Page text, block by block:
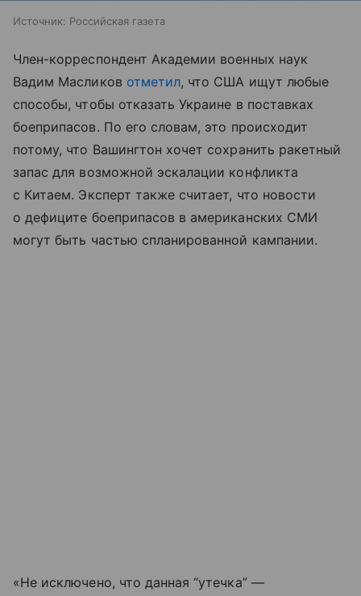
Источник: Российская газета
Член-корреспондент Академии военных наук
Вадим Масликов отметил, что США ищут любые
способы, чтобы отказать Украине в поставках
боеприпасов. По его словам, это происходит
потому, что Вашингтон хочет сохранить ракетный
запас для возможной эскалации конфликта
с Китаем. Эксперт также считает, что новости
о дефиците боеприпасов в американских СМИ
могут быть частью спланированной кампании.
«Не исключено, что данная “утечка” —